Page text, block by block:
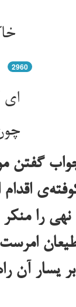
2960
ای که خود را شیر یزدان خوانده‌ای ** سالها شد با سگی در مانده‌ای
گفتن
اقدام
نهی را
امرست
یسار آن